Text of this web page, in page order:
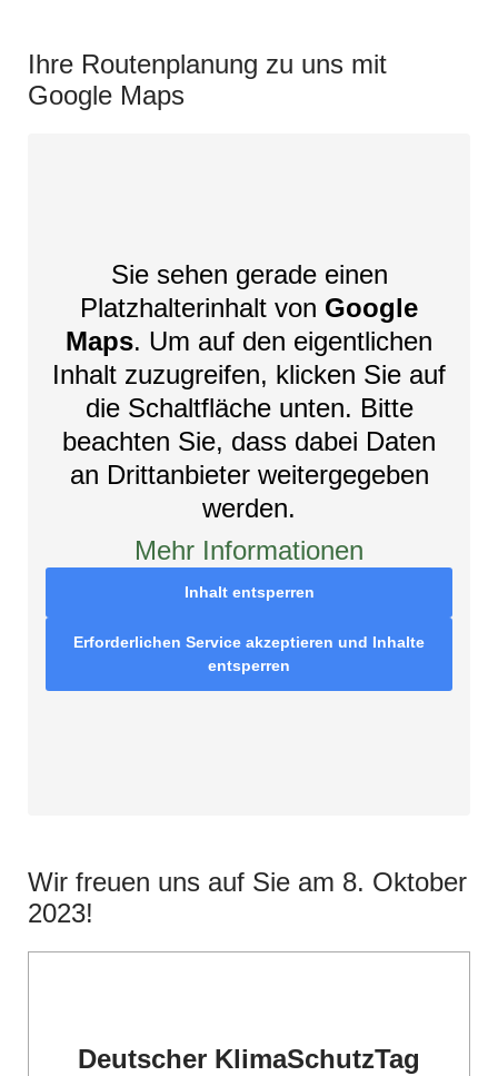
Ihre Routenplanung zu uns mit
Google Maps
Sie sehen gerade einen
Platzhalterinhalt von Google
Maps. Um auf den eigentlichen
Inhalt zuzugreifen, klicken Sie auf
die Schaltfläche unten. Bitte
beachten Sie, dass dabei Daten
an Drittanbieter weitergegeben
werden.
Mehr Informationen
Inhalt entsperren
Erforderlichen Service akzeptieren und Inhalte
entsperren
Wir freuen uns auf Sie am 8. Oktober
2023!
Deutscher KlimaSchutzTag